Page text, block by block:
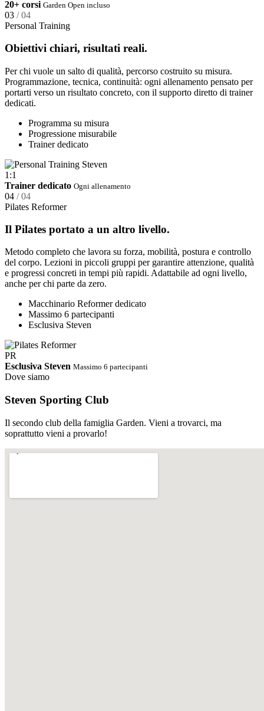
20+ corsi Garden Open incluso
03 / 04
Personal Training
Obiettivi chiari, risultati reali.
Per chi vuole un salto di qualità, percorso costruito su misura.
Programmazione, tecnica, continuità: ogni allenamento pensato per
portarti verso un risultato concreto, con il supporto diretto di trainer
dedicati.
Programma su misura
Progressione misurabile
Trainer dedicato
1:1
Trainer dedicato Ogni allenamento
04 / 04
Pilates Reformer
Il Pilates portato a un altro livello.
Metodo completo che lavora su forza, mobilità, postura e controllo
del corpo. Lezioni in piccoli gruppi per garantire attenzione, qualità
e progressi concreti in tempi più rapidi. Adattabile ad ogni livello,
anche per chi parte da zero.
Macchinario Reformer dedicato
Massimo 6 partecipanti
Esclusiva Steven
PR
Esclusiva Steven Massimo 6 partecipanti
Dove siamo
Steven Sporting Club
Il secondo club della famiglia Garden. Vieni a trovarci, ma
soprattutto vieni a provarlo!
PDF
Abbonamento STEVEN